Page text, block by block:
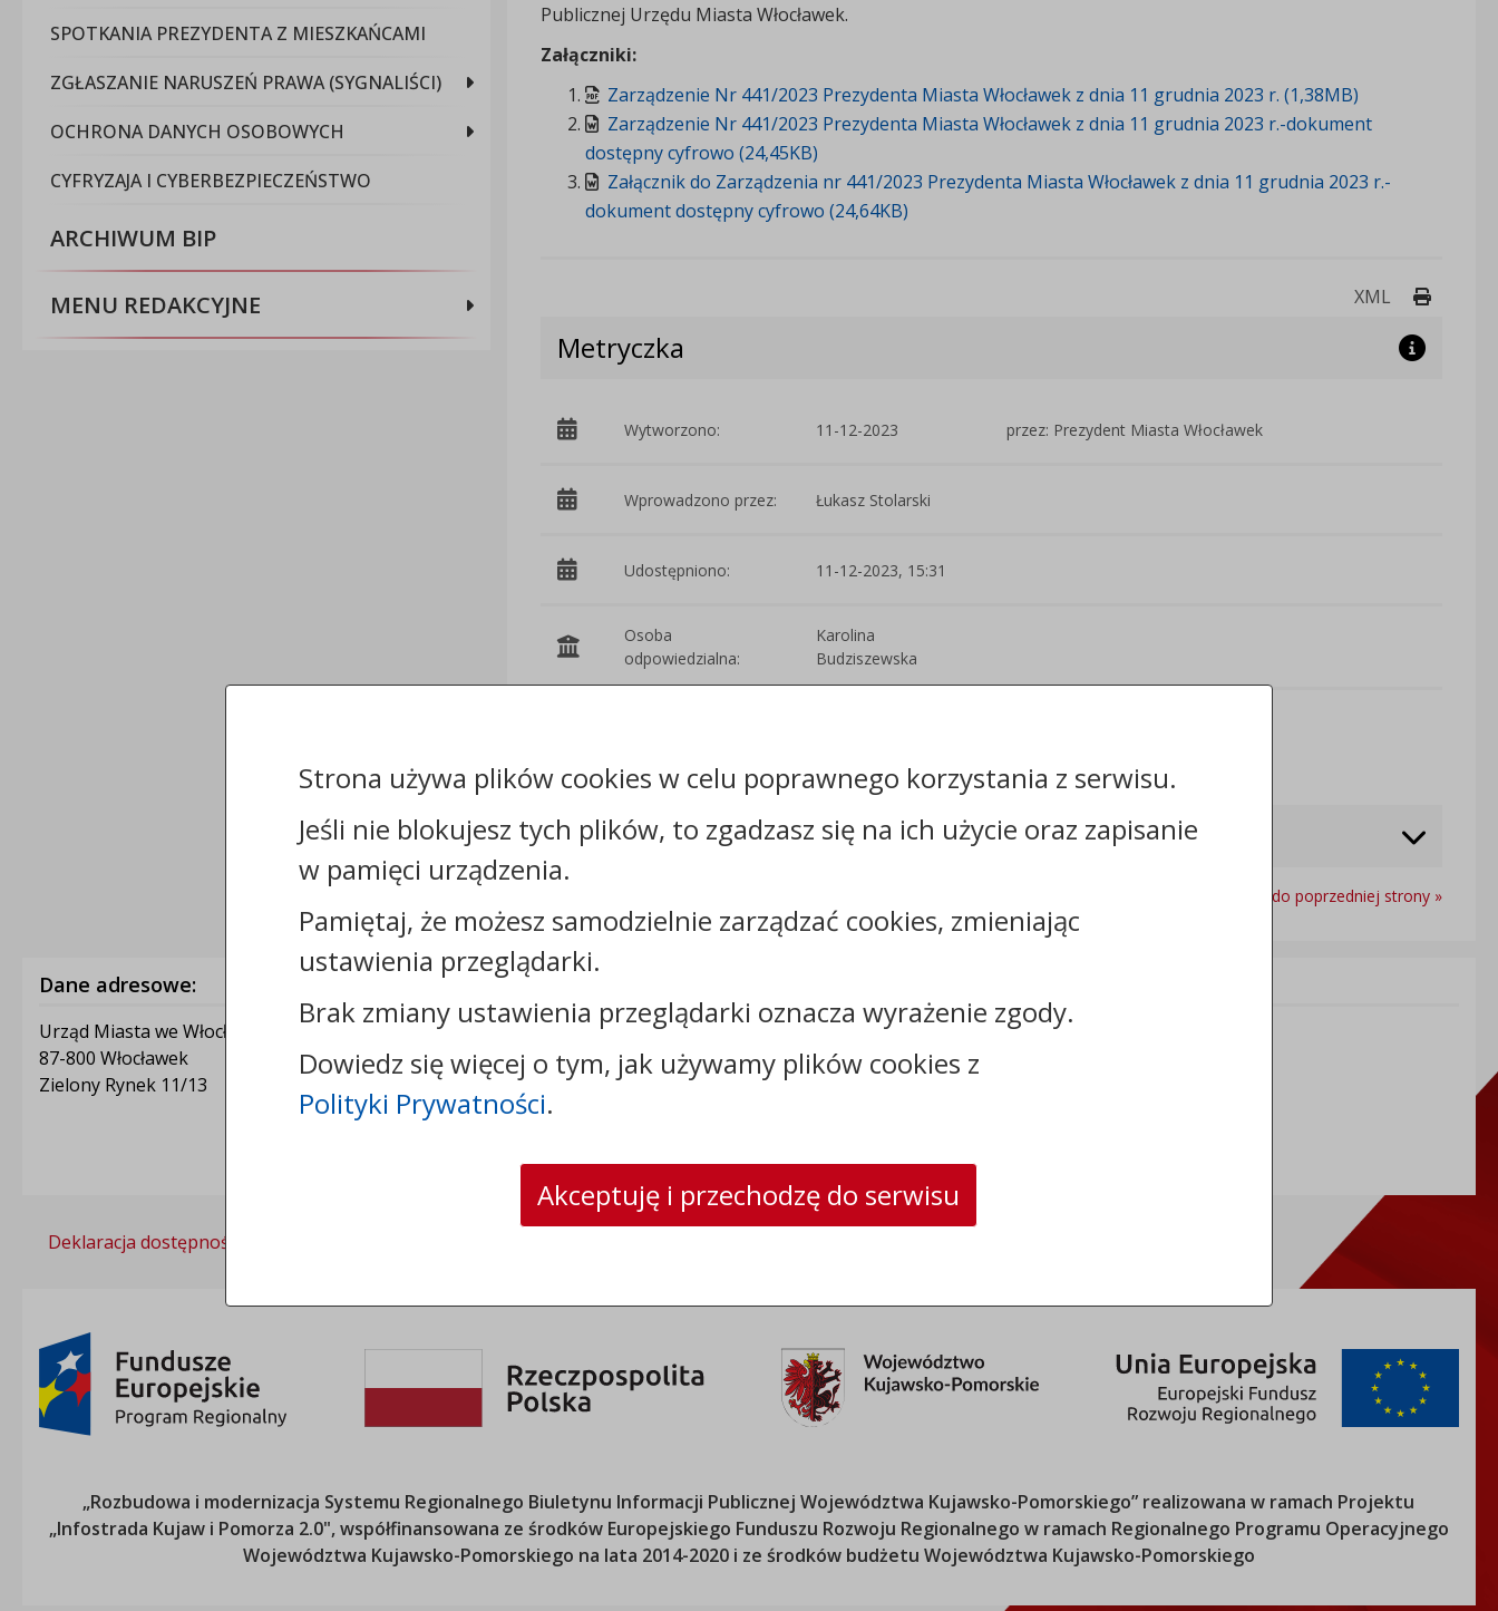
SPOTKANIA PREZYDENTA Z MIESZKAŃCAMI
ZGŁASZANIE NARUSZEŃ PRAWA (SYGNALIŚCI)
OCHRONA DANYCH OSOBOWYCH
CYFRYZAJA I CYBERBEZPIECZEŃSTWO
ARCHIWUM BIP
MENU REDAKCYJNE
Publicznej Urzędu Miasta Włocławek.
Załączniki:
Zarządzenie Nr 441/2023 Prezydenta Miasta Włocławek z dnia 11 grudnia 2023 r. (1,38MB)
Zarządzenie Nr 441/2023 Prezydenta Miasta Włocławek z dnia 11 grudnia 2023 r.-dokument
dostępny cyfrowo (24,45KB)
Załącznik do Zarządzenia nr 441/2023 Prezydenta Miasta Włocławek z dnia 11 grudnia 2023 r.-
dokument dostępny cyfrowo (24,64KB)
XML Drukuj
Metryczka
Wytworzono: 11-12-2023 przez: Prezydent Miasta Włocławek
Wprowadzono przez: Łukasz Stolarski
Udostępniono: 11-12-2023, 15:31
Osoba
odpowiedzialna:
Karolina
Budziszewska
Prawny i Kadr
Załączniki
Powrót do poprzedniej strony »
Dane adresowe:
Urząd Miasta we Włocławku
87-800 Włocławek
Zielony Rynek 11/13
Kontakt:
+48544144000
faks: +48544144444
e-mail:
poczta@um.wloclawek.pl
skrytka ePUAP: /umwloclawek/SkrytkaESP lub
strona www:wloclawek.eu
NIP: 8883031255
Deklaracja dostępności
„Rozbudowa i modernizacja Systemu Regionalnego Biuletynu Informacji PublicznejWojewództwa Kujawsko-Pomorskiego” realizowana w ramach Projektu
„Infostrada Kujaw i Pomorza 2.0", współfinansowana ze środków Europejskiego Funduszu Rozwoju Regionalnego w ramach Regionalnego Programu Operacyjnego
Województwa Kujawsko-Pomorskiego na lata 2014-2020 i ze środków budżetu Województwa Kujawsko-Pomorskiego
Strona używa plików cookies w celu poprawnego korzystania z serwisu.
Jeśli nie blokujesz tych plików, to zgadzasz się na ich użycie oraz zapisanie
w pamięci urządzenia.
Pamiętaj, że możesz samodzielnie zarządzać cookies, zmieniając
ustawienia przeglądarki.
Brak zmiany ustawienia przeglądarki oznacza wyrażenie zgody.
Dowiedz się więcej o tym, jak używamy plików cookies z
Polityki Prywatności.
Akceptuję i przechodzę do serwisu